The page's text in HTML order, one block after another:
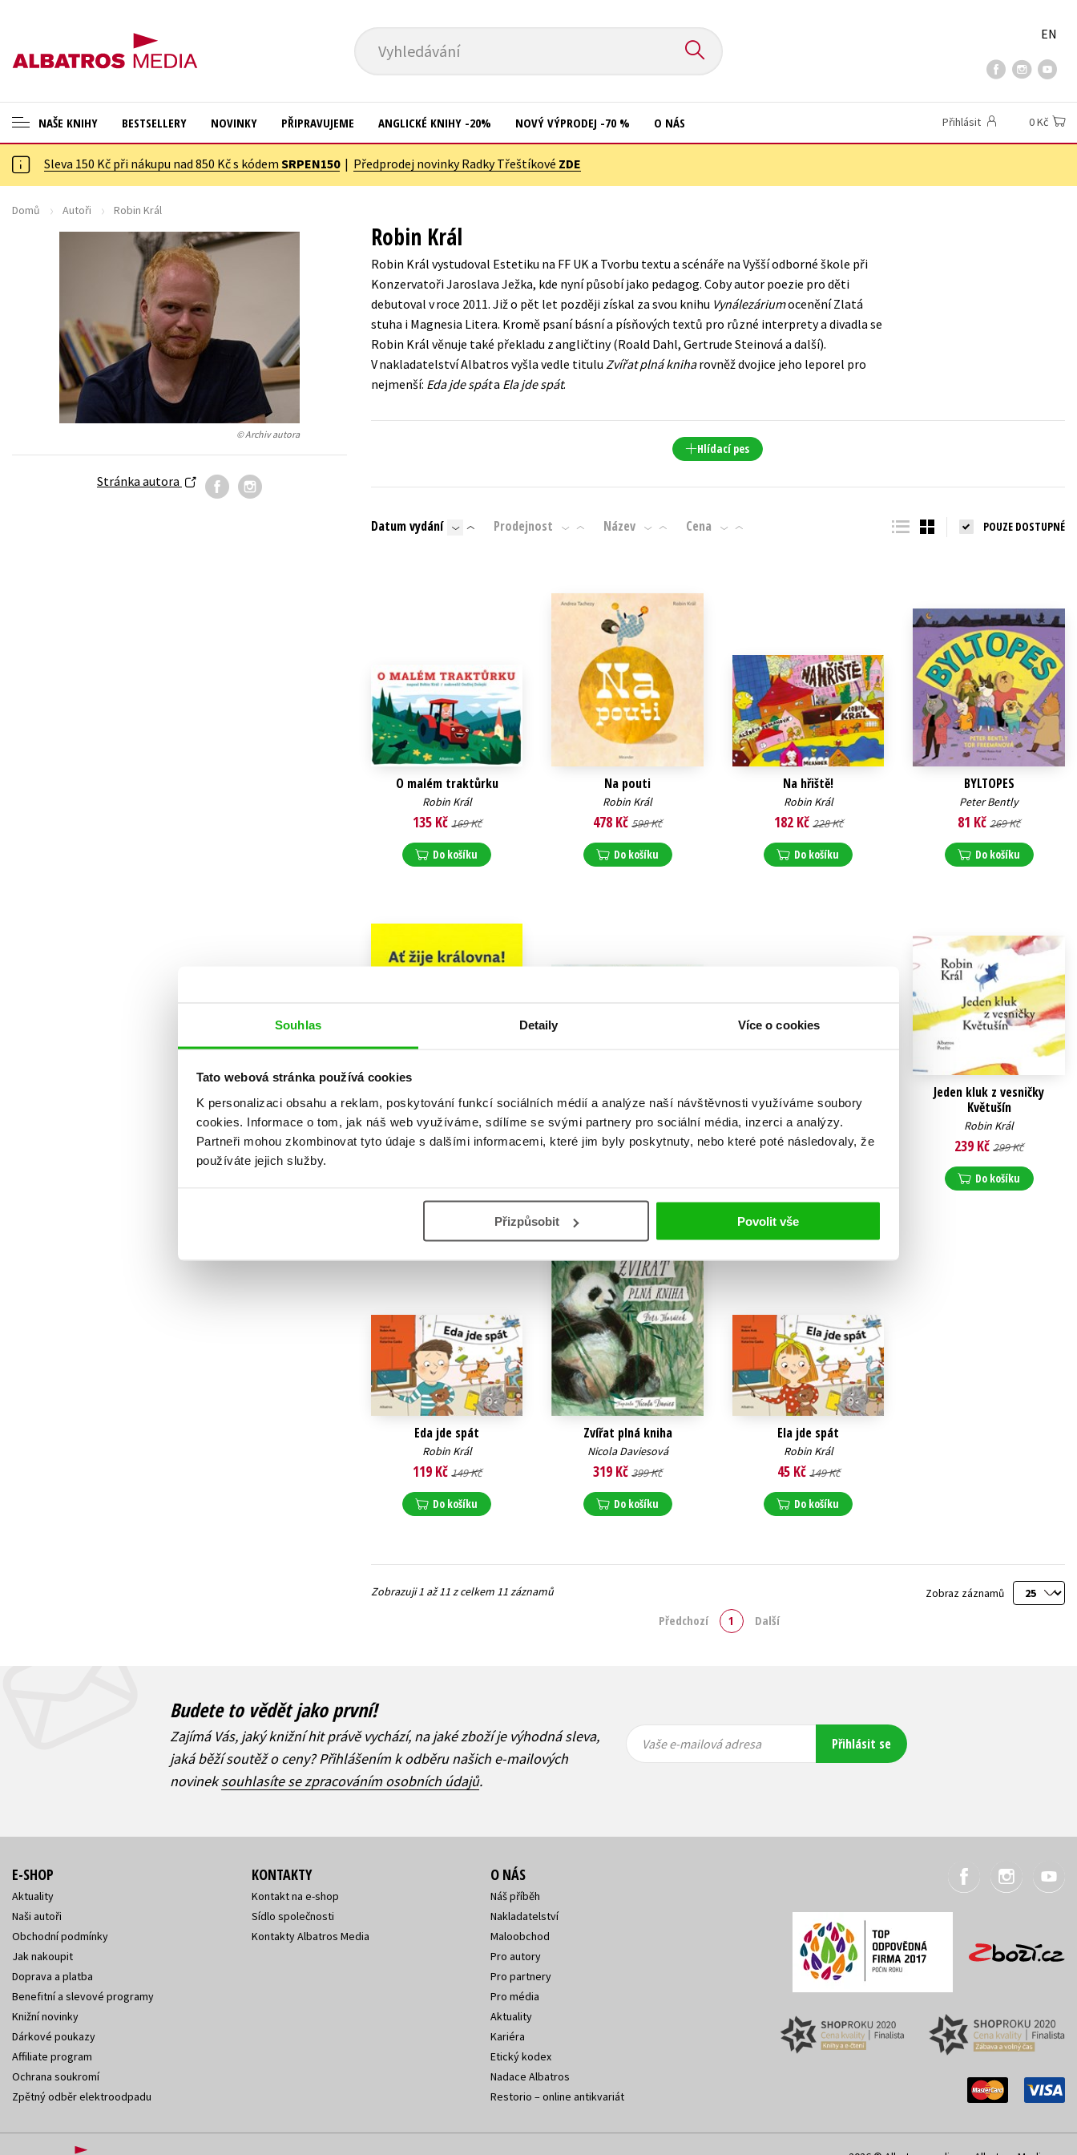
Souhlas Detaily Více o cookies
Tato webová stránka používá cookies
K personalizaci obsahu a reklam, poskytování funkcí sociálních médií a analýze naší návštěvnosti využíváme soubory
cookies. Informace o tom, jak náš web využíváme, sdílíme se svými partnery pro sociální média, inzerci a analýzy.
Partneři mohou zkombinovat tyto údaje s dalšími informacemi, které jim byly poskytnuty, nebo které poté následovaly, že
používáte jejich služby.
Přizpůsobit Povolit vše
Vyhledávání
EN
NAŠE KNIHY
ANGLICKÉ KNIHY -20 %
NOVÝ VÝPRODEJ -70 %
KNIHY S DÁRKEM
🎁DÁRKOVÉ PUBLIKACE
✉️ DÁRKOVÉ POUKAZY
Auto - moto
Beletrie pro děti
Beletrie pro dospělé
Byznys a ekonomie
Cestování
Dárkové zboží
Historie a military
Kalendáře
Komiks
New Adult
Ostatní
Počítače
Poezie
Populárně - naučná pro dospělé
Populárně - naučné pro děti
Předškoláci
Učebnice
Umění a kultura
Výchova a pedagogika
Young adult
Zahraniční literatura
Zdraví a životní styl
Všechny tituly
BESTSELLERY NOVINKY PŘIPRAVUJEME ANGLICKÉ KNIHY -20% NOVÝ VÝPRODEJ -70 % O NÁS Přihlásit 0 Kč
Sleva 150 Kč při nákupu nad 850 Kč s kódem SRPEN150| Předprodej novinky Radky Třeštíkové ZDE
Domů Autoři Robin Král
© Archiv autora
Stránka autora
Robin Král
Robin Král vystudoval Estetiku na FF UK a Tvorbu textu a scénáře na Vyšší odborné škole při
Konzervatoři Jaroslava Ježka, kde nyní působí jako pedagog. Coby autor poezie pro děti
debutoval v roce 2011. Již o pět let později získal za svou knihu Vynálezáriumocenění Zlatá
stuha i Magnesia Litera. Kromě psaní básní a písňových textů pro různé interprety a divadla se
Robin Král věnuje také překladu z angličtiny (Roald Dahl, Gertrude Steinová a další).
V nakladatelství Albatros vyšla vedle titulu Zvířat plná kniharovněž dvojice jeho leporel pro
nejmenší: Eda jde spáta Ela jde spát.
Hlídací pes
Datum vydání Prodejnost Název Cena POUZE DOSTUPNÉ
O malém traktůrku
Robin Král
135 Kč 169 Kč
Do košíku
Na pouti
Robin Král
478 Kč598 Kč
Do košíku
Na hřiště!
Robin Král
182 Kč 228 Kč
Do košíku
BYLTOPES
Peter Bently
81 Kč269 Kč
Do košíku
Robin Král
263 Kč 329 Kč
Robin Král
182 Kč 228 Kč
Robin Král
119 Kč 149 Kč
Jeden kluk z vesničky
Květušín
Robin Král
239 Kč299 Kč
Do košíku
Eda jde spát
Robin Král
119 Kč 149 Kč
Do košíku
Zvířat plná kniha
Nicola Daviesová
319 Kč399 Kč
Do košíku
Ela jde spát
Robin Král
45 Kč 149 Kč
Do košíku
Zobraz záznamů
Zobrazuji 1 až 11 z celkem 11 záznamů
Předchozí 1 Další
Budete to vědět jako první!
Zajímá Vás, jaký knižní hit právě vychází, na jaké zboží je výhodná sleva,
jaká běží soutěž o ceny? Přihlášením k odběru našich e-mailových
novineksouhlasíte se zpracováním osobních údajů.
Vaše e-
mailová
Vaše e-
mailová
Vaše e-mailová adresa Přihlásit se
E-SHOP
Aktuality
Naši autoři
Obchodní podmínky
Jak nakoupit
Doprava a platba
Benefitní a slevové programy
Knižní novinky
Dárkové poukazy
Affiliate program
Ochrana soukromí
Zpětný odběr elektroodpadu
KONTAKTY
Kontakt na e-shop
Sídlo společnosti
Kontakty Albatros Media
O NÁS
Náš příběh
Nakladatelství
Maloobchod
Pro autory
Pro partnery
Pro média
Aktuality
Kariéra
Etický kodex
Nadace Albatros
Restorio – online antikvariát